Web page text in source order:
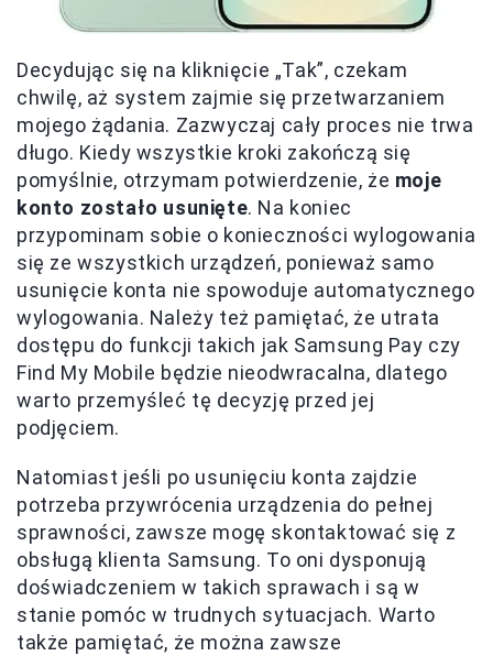
Decydując się na kliknięcie „Tak”, czekam
chwilę, aż system zajmie się przetwarzaniem
mojego żądania. Zazwyczaj cały proces nie trwa
długo. Kiedy wszystkie kroki zakończą się
pomyślnie, otrzymam potwierdzenie, że moje
konto zostało usunięte. Na koniec
przypominam sobie o konieczności wylogowania
się ze wszystkich urządzeń, ponieważ samo
usunięcie konta nie spowoduje automatycznego
wylogowania. Należy też pamiętać, że utrata
dostępu do funkcji takich jak Samsung Pay czy
Find My Mobile będzie nieodwracalna, dlatego
warto przemyśleć tę decyzję przed jej
podjęciem.
Natomiast jeśli po usunięciu konta zajdzie
potrzeba przywrócenia urządzenia do pełnej
sprawności, zawsze mogę skontaktować się z
obsługą klienta Samsung. To oni dysponują
doświadczeniem w takich sprawach i są w
stanie pomóc w trudnych sytuacjach. Warto
także pamiętać, że można zawsze